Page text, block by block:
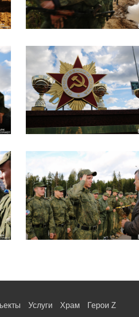
Услуги Храм
Герои Z